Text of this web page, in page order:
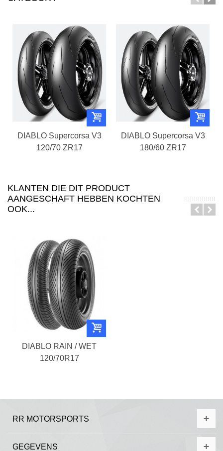
DIABLO Supercorsa V3
120/70 ZR17
DIABLO Supercorsa V3
180/60 ZR17
KLANTEN DIE DIT PRODUCT
AANGESCHAFT HEBBEN KOCHTEN
OOK...
DIABLO RAIN / WET
120/70R17
RR MOTORSPORTS
GEGEVENS